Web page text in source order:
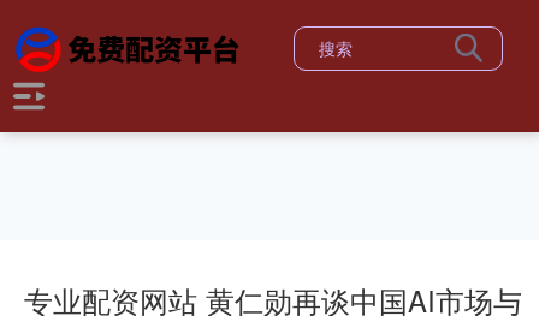
专业配资网站 黄仁勋再谈中国AI市场与